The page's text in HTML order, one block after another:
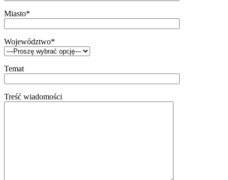
Miasto*
Województwo*
Temat
Treść wiadomości